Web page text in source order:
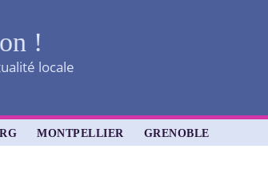
!
locale
MONTPELLIER GRENOBLE